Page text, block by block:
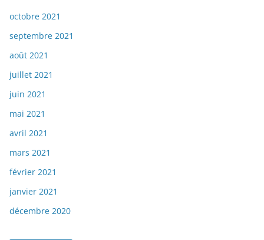
octobre 2021
septembre 2021
août 2021
juillet 2021
juin 2021
mai 2021
avril 2021
mars 2021
février 2021
janvier 2021
décembre 2020